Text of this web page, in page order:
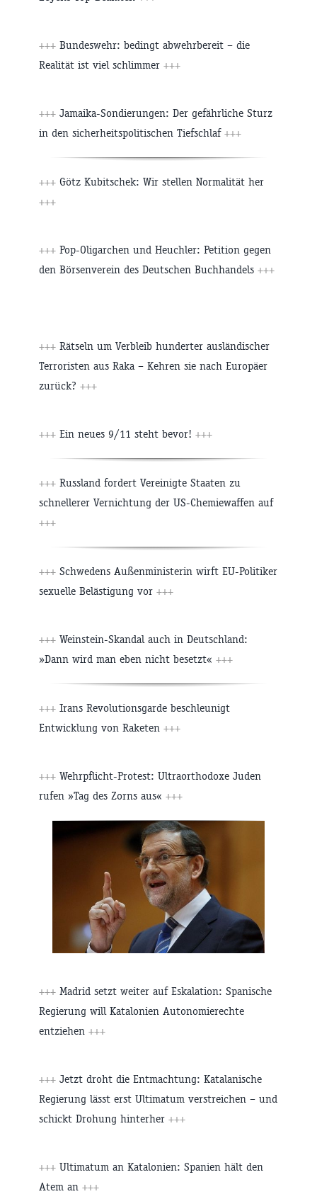
+++ Bundeswehr: bedingt abwehrbereit – die
Realität ist viel schlimmer +++
+++ Jamaika-Sondierungen: Der gefährliche Sturz
in den sicherheitspolitischen Tiefschlaf +++
+++ Götz Kubitschek: Wir stellen Normalität her
+++
+++ Pop-Oligarchen und Heuchler: Petition gegen
den Börsenverein des Deutschen Buchhandels +++
+++ Rätseln um Verbleib hunderter ausländischer
Terroristen aus Raka – Kehren sie nach Europäer
zurück? +++
+++ Ein neues 9/11 steht bevor! +++
+++ Russland fordert Vereinigte Staaten zu
schnellerer Vernichtung der US-Chemiewaffen auf
+++
+++ Schwedens Außenministerin wirft EU-Politiker
sexuelle Belästigung vor +++
+++ Weinstein-Skandal auch in Deutschland:
»Dann wird man eben nicht besetzt« +++
+++ Irans Revolutionsgarde beschleunigt
Entwicklung von Raketen +++
+++ Wehrpflicht-Protest: Ultraorthodoxe Juden
rufen »Tag des Zorns aus« +++
+++ Madrid setzt weiter auf Eskalation: Spanische
Regierung will Katalonien Autonomierechte
entziehen +++
+++ Jetzt droht die Entmachtung: Katalanische
Regierung lässt erst Ultimatum verstreichen – und
schickt Drohung hinterher +++
+++ Ultimatum an Katalonien: Spanien hält den
Atem an +++